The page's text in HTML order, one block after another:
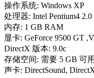
操作系统: Windows XP
处理器: Intel Pentium4 2.0
内存: 1 GB RAM
显卡: GeForce 9500 GT
DirectX 版本: 9.0c
存储空间: 需要 5 GB 可
声卡: DirectSound,